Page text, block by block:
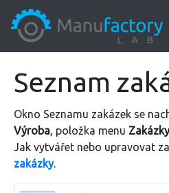
Seznam
Okno Seznamu zakázek se
Výroba , položka menu Zakázky
Jak vytvářet nebo upravovat
zakázky.